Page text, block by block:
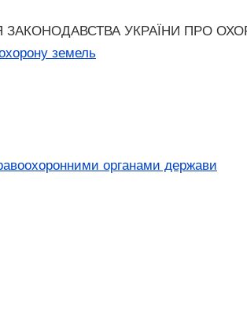
ЗАКОНОДАВСТВА УКРАЇНИ ПРО
земель
органами держави